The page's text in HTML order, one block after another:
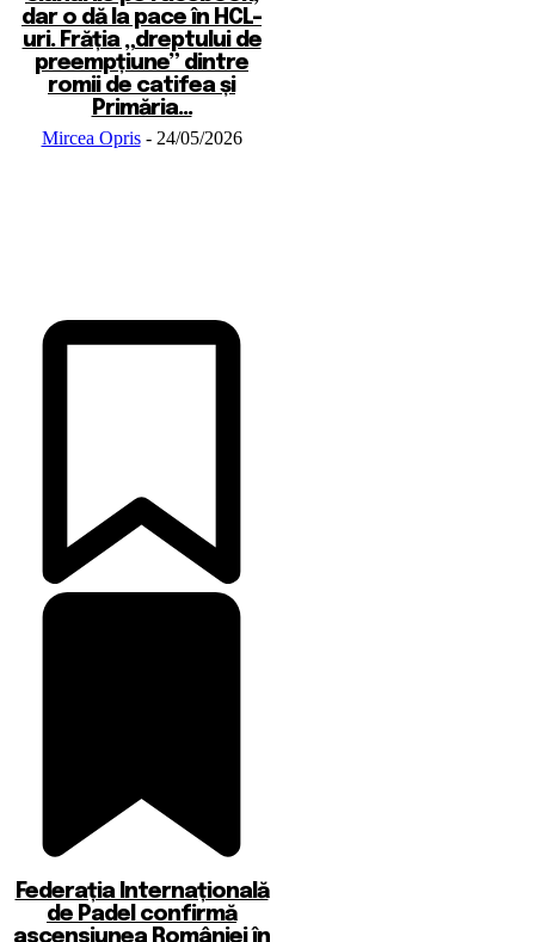
dar o dă la pace în HCL-
uri. Frăția „dreptului de
preempțiune” dintre
romii de catifea și
Primăria...
Mircea Opris - 24/05/2026
Federația Internațională
de Padel confirmă
ascensiunea României în